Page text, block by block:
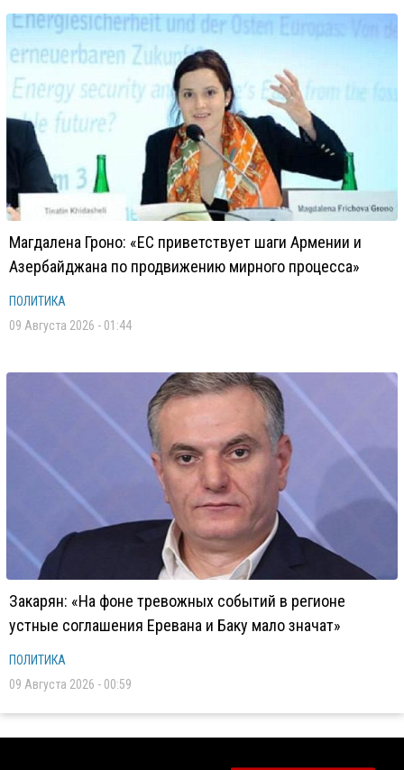
Магдалена Гроно: «ЕС приветствует шаги Армении и
Азербайджана по продвижению мирного процесса»
ПОЛИТИКА
09 Августа 2026 - 01:44
Закарян: «На фоне тревожных событий в регионе
устные соглашения Еревана и Баку мало значат»
ПОЛИТИКА
09 Августа 2026 - 00:59